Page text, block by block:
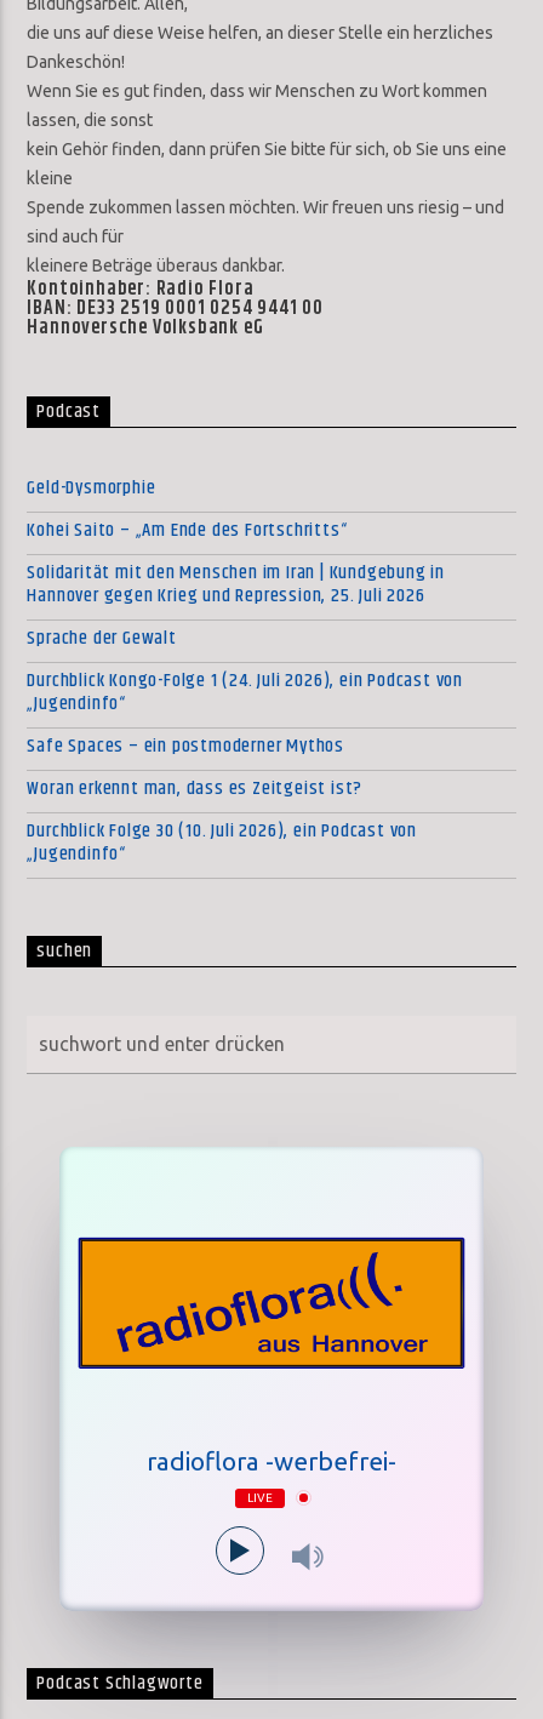
Bildungsarbeit. Allen,
die uns auf diese Weise helfen, an dieser Stelle ein herzliches
Dankeschön!
Wenn Sie es gut finden, dass wir Menschen zu Wort kommen
lassen, die sonst
kein Gehör finden, dann prüfen Sie bitte für sich, ob Sie uns eine
kleine
Spende zukommen lassen möchten. Wir freuen uns riesig – und
sind auch für
kleinere Beträge überaus dankbar.
Kontoinhaber: Radio Flora
IBAN: DE33 2519 0001 0254 9441 00
Hannoversche Volksbank eG
Podcast
Geld-Dysmorphie
Kohei Saito – „Am Ende des Fortschritts“
Solidarität mit den Menschen im Iran | Kundgebung in
Hannover gegen Krieg und Repression, 25. Juli 2026
Sprache der Gewalt
Durchblick Kongo-Folge 1 (24. Juli 2026), ein Podcast von
„Jugendinfo“
Safe Spaces – ein postmoderner Mythos
Woran erkennt man, dass es Zeitgeist ist?
Durchblick Folge 30 (10. Juli 2026), ein Podcast von
„Jugendinfo“
suchen
radioflora -werbefrei-
LIVE
Podcast Schlagworte